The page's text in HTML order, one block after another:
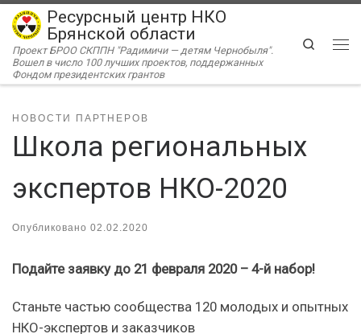
Перейти к содержимому
Ресурсный центр НКО
Брянской области
Проект БРОО СКППН "Радимичи — детям Чернобыля".
Вошел в число 100 лучших проектов, поддержанных
Фондом президентских грантов
Search
НОВОСТИ ПАРТНЕРОВ
Школа региональных
экспертов НКО-2020
Опубликовано 02.02.2020
Подайте заявку до 21 февраля 2020 – 4-й набор!
Станьте частью сообщества 120 молодых и опытных
НКО-экспертов и заказчиков